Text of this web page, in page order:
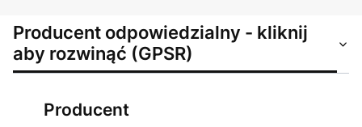
Producent odpowiedzialny - kliknij
aby rozwinąć (GPSR)
Producent